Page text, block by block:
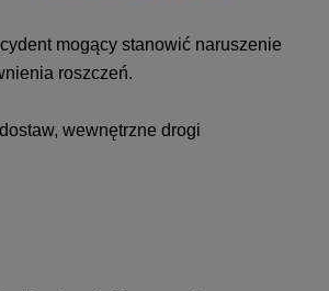
mogący stanowić naruszenie
roszczeń.
wewnętrzne drogi